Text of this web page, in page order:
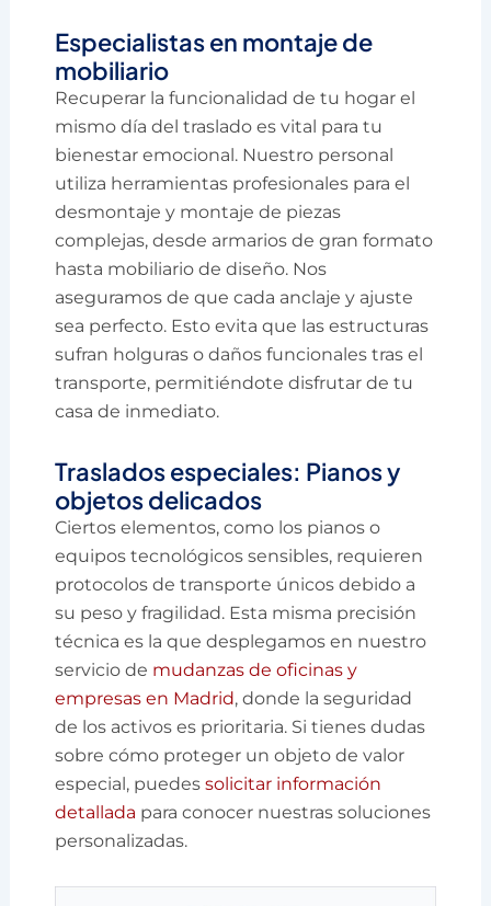
Especialistas en montaje de
mobiliario
Recuperar la funcionalidad de tu hogar el
mismo día del traslado es vital para tu
bienestar emocional. Nuestro personal
utiliza herramientas profesionales para el
desmontaje y montaje de piezas
complejas, desde armarios de gran formato
hasta mobiliario de diseño. Nos
aseguramos de que cada anclaje y ajuste
sea perfecto. Esto evita que las estructuras
sufran holguras o daños funcionales tras el
transporte, permitiéndote disfrutar de tu
casa de inmediato.
Traslados especiales: Pianos y
objetos delicados
Ciertos elementos, como los pianos o
equipos tecnológicos sensibles, requieren
protocolos de transporte únicos debido a
su peso y fragilidad. Esta misma precisión
técnica es la que desplegamos en nuestro
servicio de mudanzas de oficinas y
empresas en Madrid, donde la seguridad
de los activos es prioritaria. Si tienes dudas
sobre cómo proteger un objeto de valor
especial, puedessolicitar información
detallada para conocer nuestras soluciones
personalizadas.